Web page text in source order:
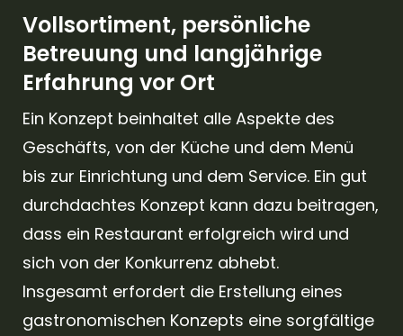
Vollsortiment, persönliche
Betreuung und langjährige
Erfahrung vor Ort
Ein Konzept beinhaltet alle Aspekte des
Geschäfts, von der Küche und dem Menü
bis zur Einrichtung und dem Service. Ein gut
durchdachtes Konzept kann dazu beitragen,
dass ein Restaurant erfolgreich wird und
sich von der Konkurrenz abhebt.
Insgesamt erfordert die Erstellung eines
gastronomischen Konzepts eine sorgfältige